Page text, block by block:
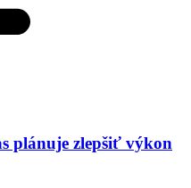
plánuje zlepšiť výkon